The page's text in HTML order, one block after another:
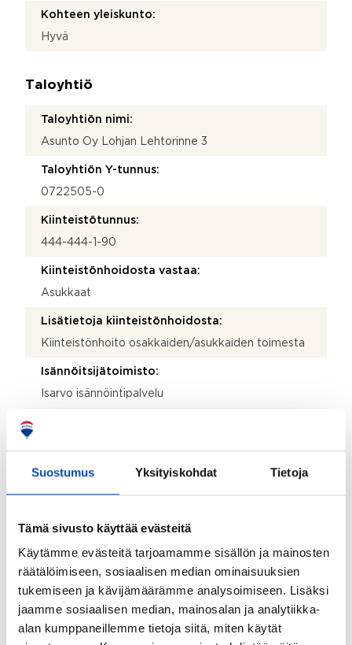
Suostumus Yksityiskohdat Tietoja
Tämä sivusto käyttää evästeitä
Käytämme evästeitä tarjoamamme sisällön ja mainosten
räätälöimiseen, sosiaalisen median ominaisuuksien
tukemiseen ja kävijämäärämme analysoimiseen. Lisäksi
jaamme sosiaalisen median, mainosalan ja analytiikka-
alan kumppaneillemme tietoja siitä, miten käytät
Kohteen yleiskunto:
Hyvä
Taloyhtiö
Taloyhtiön nimi:
Asunto Oy Lohjan Lehtorinne 3
Taloyhtiön Y-tunnus:
0722505-0
Kiinteistötunnus:
444-444-1-90
Kiinteistönhoidosta vastaa:
Asukkaat
Lisätietoja kiinteistönhoidosta:
Kiinteistönhoito osakkaiden/asukkaiden toimesta
Isännöitsijätoimisto:
Isarvo isännöintipalvelu
Sähköposti:
hyvinkaa@isarvo.fi
Puhelinnumero:
Katuosoite:
Siltakatu 21
Postinumero: